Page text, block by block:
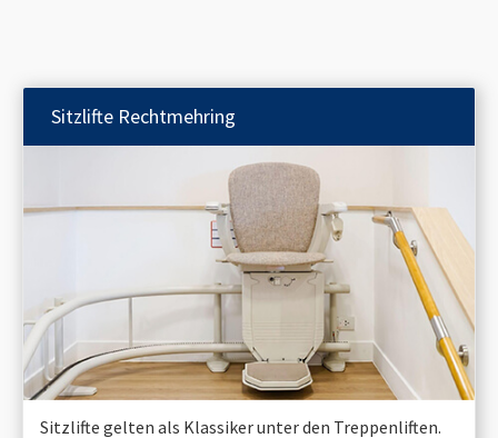
Sitzlifte Rechtmehring
Sitzlifte gelten als Klassiker unter den Treppenliften.